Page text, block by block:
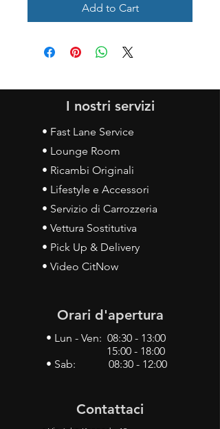
Add to Cart
I nostri servizi
• Fast Lane Service
• Lounge Room
• Ricambi Originali
• Lifestyle e Accessori
• Servizio di Carrozzeria
• Vettura Sostitutiva
• Pick Up & Delivery
• Video CitNow
Orari d'apertura
• Lun - Ven: 08:30 - 13:00
15:00 - 18:00
• Sab: 08:30 - 12:00
Contattaci